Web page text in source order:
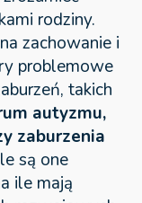
rodziny.
zachowanie i
problemowe
takich
autyzmu,
zaburzenia
są one
ile mają